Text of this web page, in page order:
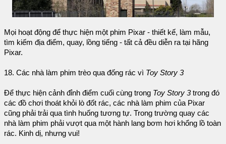
Mọi hoạt động để thực hiện một phim Pixar - thiết kế, làm mẫu,
tìm kiếm địa điểm, quay, lồng tiếng - tất cả đều diễn ra tại hãng
Pixar.
18. Các nhà làm phim trèo qua đống rác vì Toy Story 3
Để thực hiện cảnh đỉnh điểm cuối cùng trong Toy Story 3trong đó
các đồ chơi thoát khỏi lò đốt rác, các nhà làm phim của Pixar
cũng phải trải qua tình huống tương tự. Trong trường quay các
nhà làm phim phải vượt qua một hành lang bơm hơi khổng lồ toàn
rác. Kinh dị, nhưng vui!